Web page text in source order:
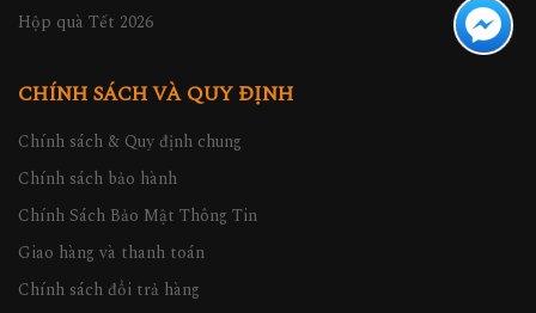
Hộp quà Tết 2026
CHÍNH SÁCH VÀ QUY ĐỊNH
Chính sách & Quy định chung
Chính sách bảo hành
Chính Sách Bảo Mật Thông Tin
Giao hàng và thanh toán
Chính sách đổi trả hàng